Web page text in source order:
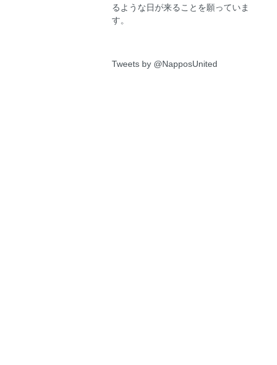
るような日が来ることを願っていま
す。
Tweets by @NapposUnited